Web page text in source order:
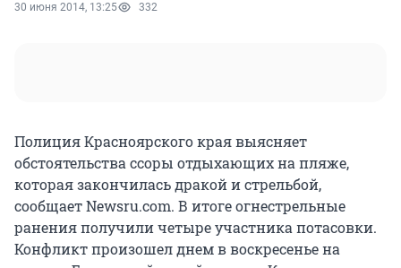
30 июня 2014, 13:25 332
Полиция Красноярского края выясняет
обстоятельства ссоры отдыхающих на пляже,
которая закончилась дракой и стрельбой,
сообщает Newsru.com. В итоге огнестрельные
ранения получили четыре участника потасовки.
Конфликт произошел днем в воскресенье на